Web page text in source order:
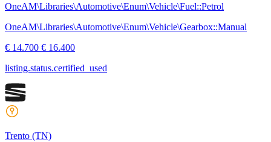
OneAM\Libraries\Automotive\Enum\Vehicle\Fuel::Petrol
OneAM\Libraries\Automotive\Enum\Vehicle\Gearbox::Manual
€ 14.700 € 16.400
listing.status.certified_used
Trento (TN)